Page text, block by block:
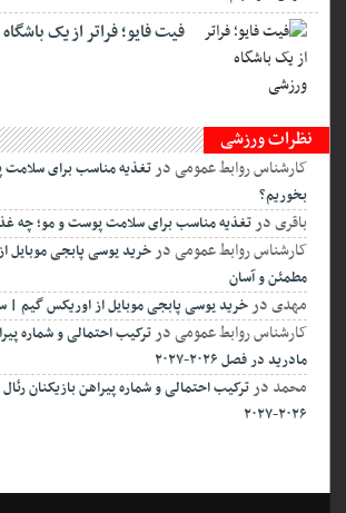
ترکیب احتمالی و شماره پیراهن بازیکنان رئال مادرید در فصل ۲۰۲۶-
از پیش‌گویی تا واقعیت؛ چگونه ابوادریس جادوگر جام
کرد!؟
محبوب جدید کامنت